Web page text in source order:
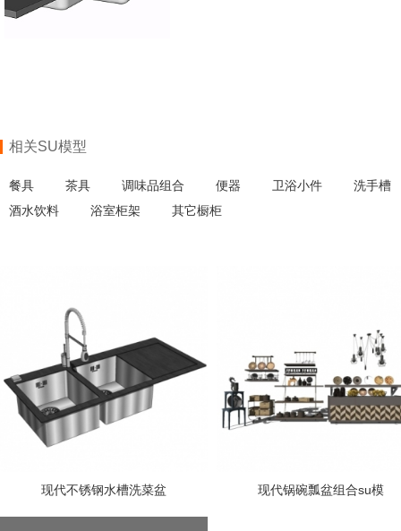
相关SU模型
餐具 茶具 调味品组合 便器 卫浴小件
洗手槽
酒水饮料
浴室柜架 其它橱柜
现代不锈钢水槽洗菜盆 现代锅碗瓢盆组合su模